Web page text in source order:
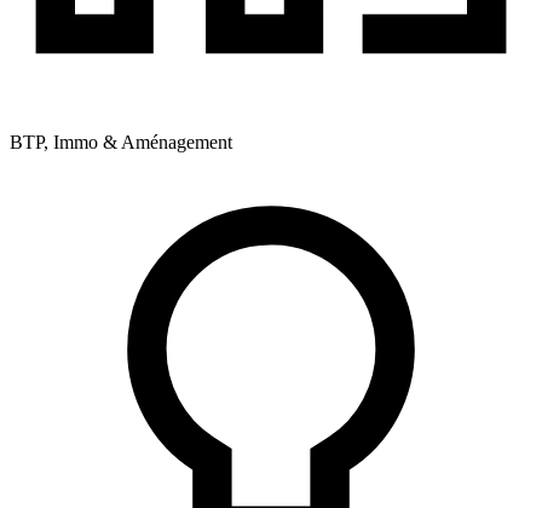
BTP, Immo & Aménagement